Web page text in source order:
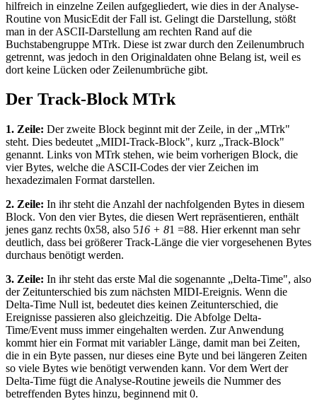
hilfreich in einzelne Zeilen aufgegliedert, wie dies in der Analyse-
Routine von MusicEdit der Fall ist. Gelingt die Darstellung, stößt
man in der ASCII-Darstellung am rechten Rand auf die
Buchstabengruppe MTrk. Diese ist zwar durch den Zeilenumbruch
getrennt, was jedoch in den Originaldaten ohne Belang ist, weil es
dort keine Lücken oder Zeilenumbrüche gibt.
Der Track-Block MTrk
1. Zeile: Der zweite Block beginnt mit der Zeile, in der „MTrk"
steht. Dies bedeutet „MIDI-Track-Block", kurz „Track-Block"
genannt. Links von MTrk stehen, wie beim vorherigen Block, die
vier Bytes, welche die ASCII-Codes der vier Zeichen im
hexadezimalen Format darstellen.
2. Zeile: In ihr steht die Anzahl der nachfolgenden Bytes in diesem
Block. Von den vier Bytes, die diesen Wert repräsentieren, enthält
jenes ganz rechts 0x58, also 516 + 81 =88. Hier erkennt man sehr
deutlich, dass bei größerer Track-Länge die vier vorgesehenen Bytes
durchaus benötigt werden.
3. Zeile: In ihr steht das erste Mal die sogenannte „Delta-Time", also
der Zeitunterschied bis zum nächsten MIDI-Ereignis. Wenn die
Delta-Time Null ist, bedeutet dies keinen Zeitunterschied, die
Ereignisse passieren also gleichzeitig. Die Abfolge Delta-
Time/Event muss immer eingehalten werden. Zur Anwendung
kommt hier ein Format mit variabler Länge, damit man bei Zeiten,
die in ein Byte passen, nur dieses eine Byte und bei längeren Zeiten
so viele Bytes wie benötigt verwenden kann. Vor dem Wert der
Delta-Time fügt die Analyse-Routine jeweils die Nummer des
betreffenden Bytes hinzu, beginnend mit 0.